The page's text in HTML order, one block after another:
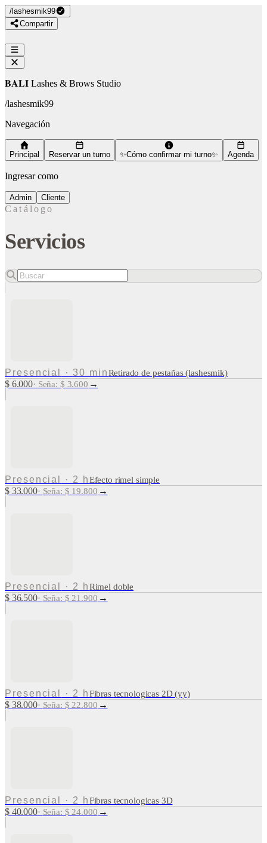
/ lashesmik99
Compartir
𝐁𝐀𝐋𝐈 Lashes & Brows Studio
/lashesmik99
Navegación
Principal Reservar un turno ✨Cómo confirmar mi turno✨ Agenda
Ingresar como
Admin Cliente
Catálogo
Servicios
Presencial · 30 minRetirado de pestañas (lashesmik)
$ 6.000· Seña: $ 3.600 →
Presencial · 2 hEfecto rimel simple
$ 33.000· Seña: $ 19.800 →
Presencial · 2 hRimel doble
$ 36.500· Seña: $ 21.900 →
Presencial · 2 hFibras tecnologicas 2D (yy)
$ 38.000· Seña: $ 22.800 →
Presencial · 2 hFibras tecnologicas 3D
$ 40.000· Seña: $ 24.000 →